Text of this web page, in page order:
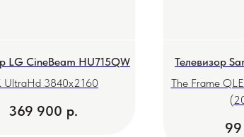
LG CineBeam HU715QW
UltraHd 3840х2160
369 900 р.
Телевизор
The Frame